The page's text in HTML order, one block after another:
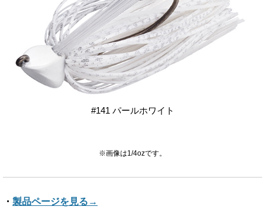
#141 パールホワイト
※画像は1/4ozです。
・ 製品ページを見る→